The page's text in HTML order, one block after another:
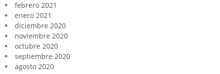
febrero 2021
enero 2021
diciembre 2020
noviembre 2020
octubre 2020
septiembre 2020
agosto 2020